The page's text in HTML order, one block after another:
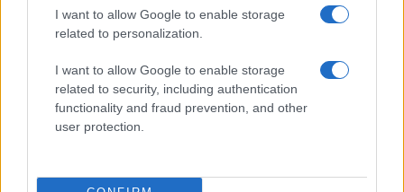
I want to allow Google to enable storage
related to personalization.
I want to allow Google to enable storage
related to security, including authentication
functionality and fraud prevention, and other
user protection.